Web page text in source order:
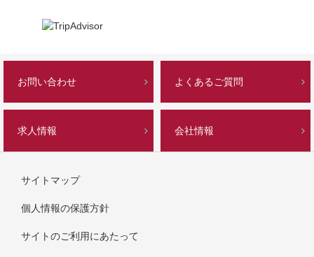
お問い合わせ よくあるご質問
求人情報 会社情報
サイトマップ
個人情報の保護方針
サイトのご利用にあたって